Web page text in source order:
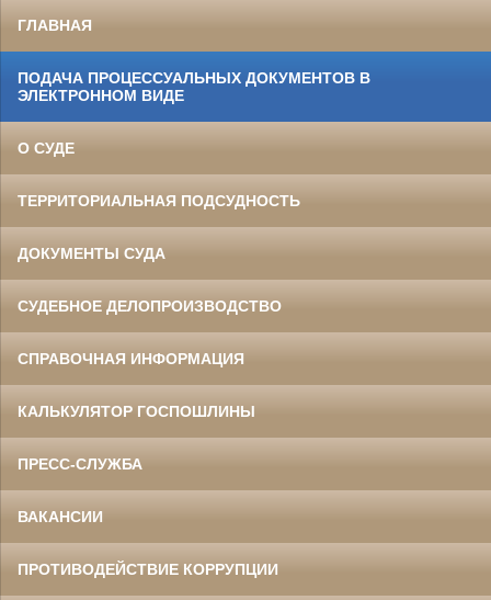
ГЛАВНАЯ
ПОДАЧА ПРОЦЕССУАЛЬНЫХ ДОКУМЕНТОВ В
ЭЛЕКТРОННОМ ВИДЕ
О СУДЕ
ТЕРРИТОРИАЛЬНАЯ ПОДСУДНОСТЬ
ДОКУМЕНТЫ СУДА
СУДЕБНОЕ ДЕЛОПРОИЗВОДСТВО
СПРАВОЧНАЯ ИНФОРМАЦИЯ
КАЛЬКУЛЯТОР ГОСПОШЛИНЫ
ПРЕСС-СЛУЖБА
ВАКАНСИИ
ПРОТИВОДЕЙСТВИЕ КОРРУПЦИИ